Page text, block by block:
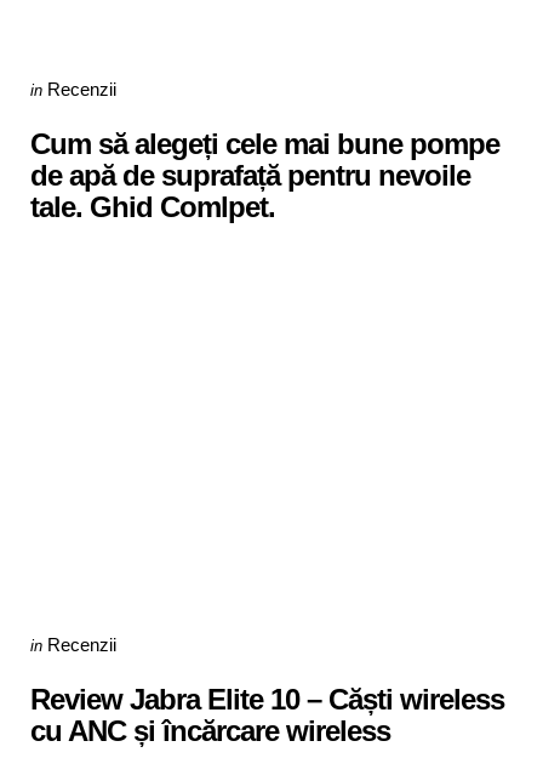
Categories
Posted
in Recenzii
Cum să alegeți cele mai bune pompe
de apă de suprafață pentru nevoile
tale. Ghid Comlpet.
Categories
Posted
in Recenzii
Review Jabra Elite 10 – Căști wireless
cu ANC și încărcare wireless